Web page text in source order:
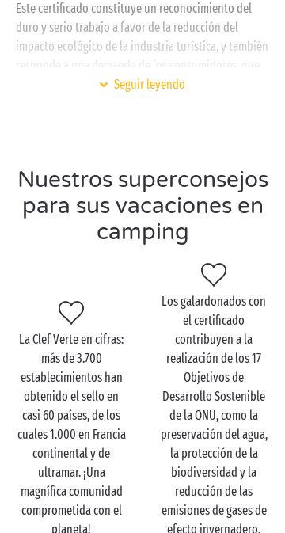
Este certificado constituye un reconocimiento del
duro y serio trabajo a favor de la reducción del
impacto ecológico de la industria turística, y también
responde a una demanda de los consumidores, que
desean reducir cada vez más su huella de carbono
certificado, divididos por temas. Estos criterios se
reevalúan regularmente para mantenerse en todo
momento a la vanguardia y cumplir los nuevos
requisitos medioambientales.
Para obtener el valioso distintivo, la estrategia
medioambiental del candidato debe cumplir más de
cien criterios en todas las áreas de la gestión
turística sostenible.
¿Quién forma el jurado?
Está compuesto de
organismos asociados o con experiencia en turismo y
medio ambiente reconocida en el ámbito del turismo
sostenible. Atout France, CCI France, la Dirección
General de Empresas y la FNHPA (Federación nacional
de la hostelería al aire libre) figuran entre los
miembros del jurado.
Seguir leyendo
Nuestros superconsejos
para sus vacaciones en
camping
La Clef Verte en cifras:
más de 3.700
establecimientos han
obtenido el sello en
casi 60 países, de los
cuales 1.000 en Francia
continental y de
ultramar. ¡Una
magnífica comunidad
comprometida con el
planeta!
Los galardonados con
el certificado
contribuyen a la
realización de los 17
Objetivos de
Desarrollo Sostenible
de la ONU, como la
preservación del agua,
la protección de la
biodiversidad y la
reducción de las
emisiones de gases de
efecto invernadero.